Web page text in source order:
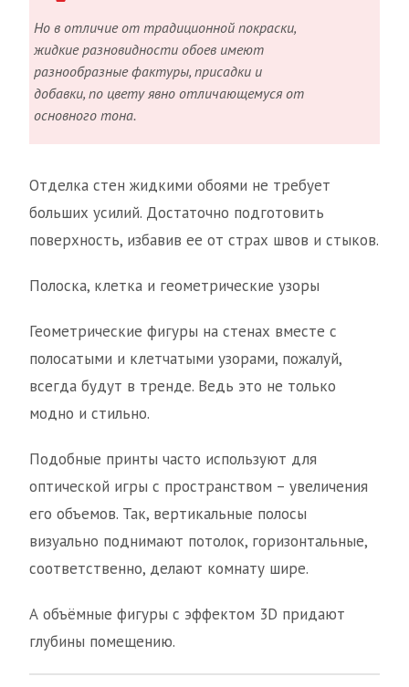
Но в отличие от традиционной покраски,
жидкие разновидности обоев имеют
разнообразные фактуры, присадки и
добавки, по цвету явно отличающемуся от
основного тона.
Отделка стен жидкими обоями не требует
больших усилий. Достаточно подготовить
поверхность, избавив ее от страх швов и стыков.
Полоска, клетка и геометрические узоры
Геометрические фигуры на стенах вместе с
полосатыми и клетчатыми узорами, пожалуй,
всегда будут в тренде. Ведь это не только
модно и стильно.
Подобные принты часто используют для
оптической игры с пространством – увеличения
его объемов. Так, вертикальные полосы
визуально поднимают потолок, горизонтальные,
соответственно, делают комнату шире.
А объёмные фигуры с эффектом 3D придают
глубины помещению.